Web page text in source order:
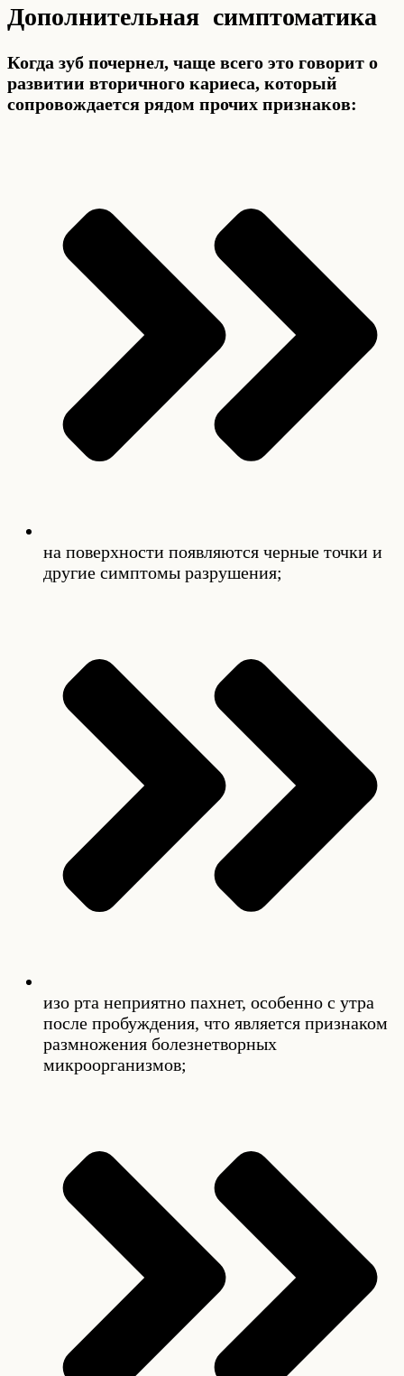
Дополнительная симптоматика
Когда зуб почернел, чаще всего это говорит о
развитии вторичного кариеса, который
сопровождается рядом прочих признаков:
на поверхности появляются черные точки и
другие симптомы разрушения;
изо рта неприятно пахнет, особенно с утра
после пробуждения, что является признаком
размножения болезнетворных
микроорганизмов;